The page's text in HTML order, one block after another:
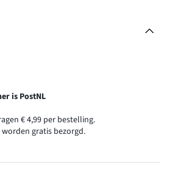
is PostNL
€ 4,99 per bestelling.
gratis bezorgd.